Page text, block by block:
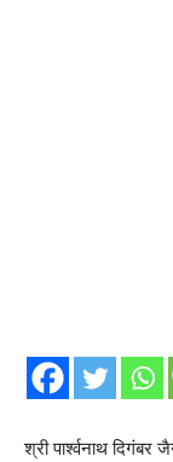
श्री पार्श्वनाथ दिगंबर